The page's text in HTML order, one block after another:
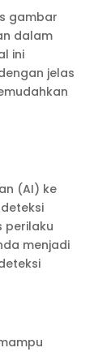
gambar
dalam
ini
jelas
(AI) ke
perilaku
menjadi